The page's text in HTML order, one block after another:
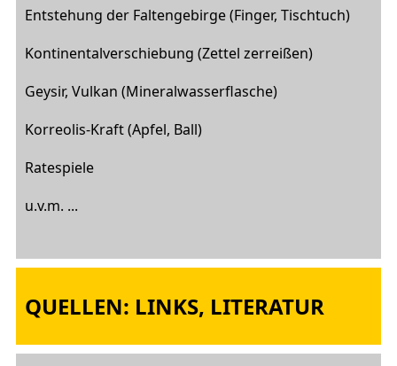
Entstehung der Faltengebirge (Finger, Tischtuch)
Kontinentalverschiebung (Zettel zerreißen)
Geysir, Vulkan (Mineralwasserflasche)
Korreolis-Kraft (Apfel, Ball)
Ratespiele
u.v.m. ...
QUELLEN: LINKS, LITERATUR